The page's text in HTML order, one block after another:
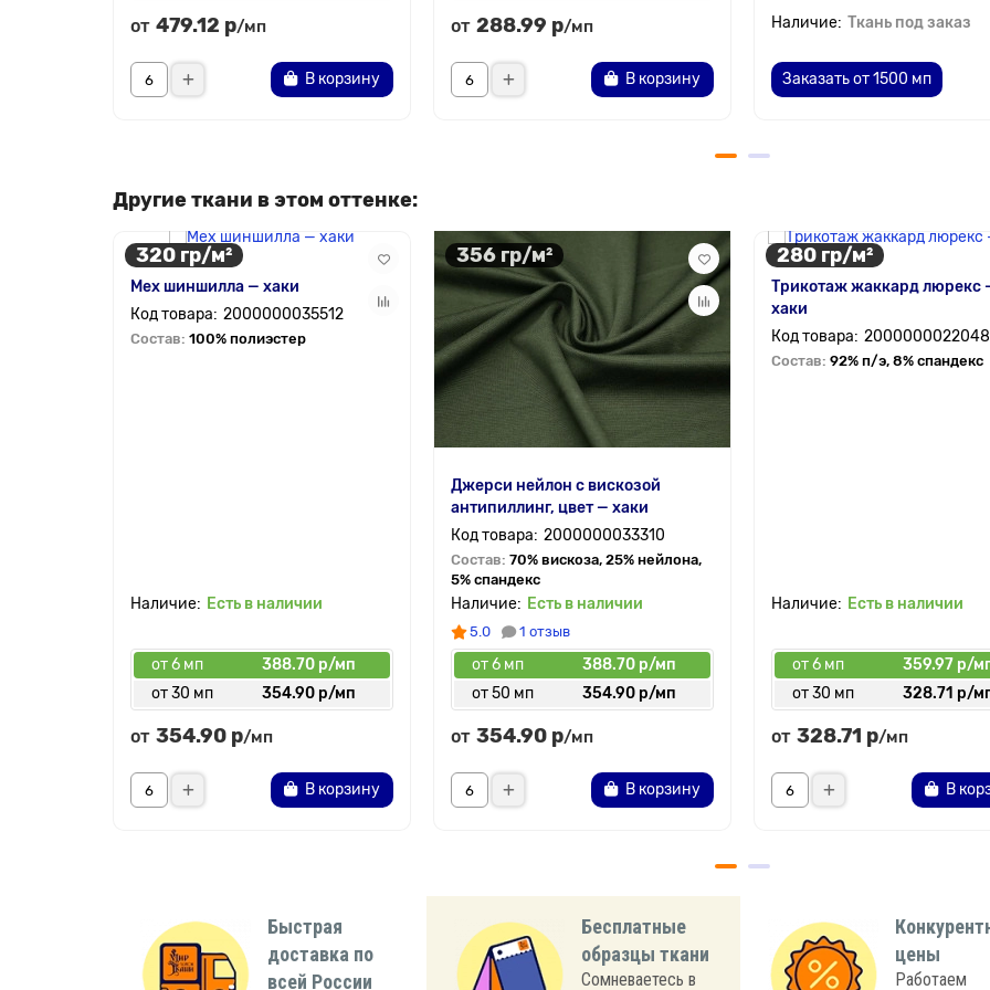
от 479.12 р/мп
В корзину
от 288.99 р/мп
В корзину
Ткань под заказ
Заказать от 1500 мп
Другие ткани в этом оттенке:
320 гр/м²
Мех шиншилла — хаки
2000000035512
Состав: 100% полиэстер
Есть в наличии
от 6 мп
388.70 р/мп
от 30 мп
354.90 р/мп
от 354.90 р/мп
В корзину
356 гр/м²
Джерси нейлон с вискозой
антипиллинг, цвет — хаки
2000000033310
Состав: 70% вискоза, 25% нейлона,
5% спандекс
Есть в наличии
5.0 1 отзыв
от 6 мп
388.70 р/мп
от 50 мп
354.90 р/мп
от 354.90 р/мп
В корзину
280 гр/м²
Трикотаж жаккард люрекс
хаки
2000000022048
Состав: 92% п/э, 8% спандекс
Есть в наличии
от 6 мп
359.97 р/
от 30 мп
328.71 р/
от 328.71 р/мп
В
Быстрая
доставка по
всей России
Бесплатные
образцы ткани
Сомневаетесь в
цены
Работаем